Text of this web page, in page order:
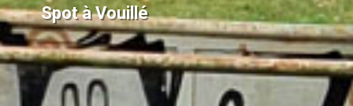
Spot à Vouillé